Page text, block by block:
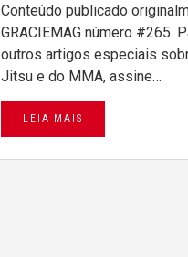
Conteúdo publicado
GRACIEMAG número #265.
outros artigos especiais
Jitsu e do MMA, assine…
LEIA MAIS